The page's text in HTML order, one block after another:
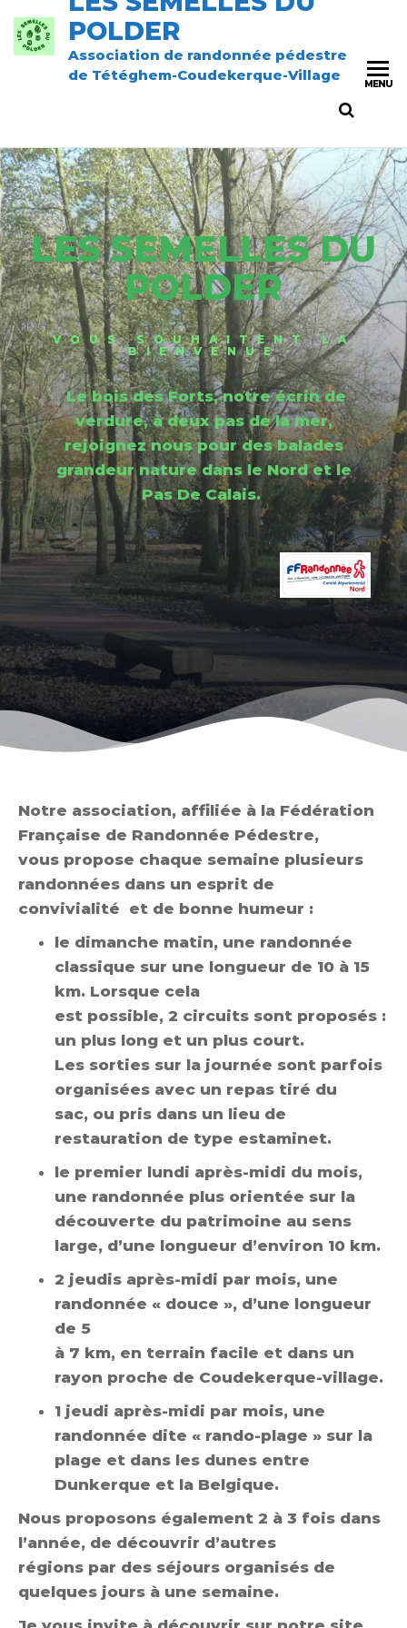
POLDER
Association de randonnée pédestre
de Tétéghem-Coudekerque-Village
MENU
LES SEMELLES DU
POLDER
VOUS SOUHAITENT LA
BIENVENUE
Le bois des Forts, notre écrin de
verdure, à deux pas de la mer,
rejoignez nous pour des balades
grandeur nature dans le Nord et le
Pas De Calais.
Notre association, affiliée à la Fédération
Française de Randonnée Pédestre,
vous propose chaque semaine plusieurs
randonnées dans un esprit de
convivialité et de bonne humeur :
le dimanche matin, une randonnée
classique sur une longueur de 10 à 15
km. Lorsque cela
est possible, 2 circuits sont proposés :
un plus long et un plus court.
Les sorties sur la journée sont parfois
organisées avec un repas tiré du
sac, ou pris dans un lieu de
restauration de type estaminet.
le premier lundi après-midi du mois,
une randonnée plus orientée sur la
découverte du patrimoine au sens
large, d’une longueur d’environ 10 km.
2 jeudis après-midi par mois, une
randonnée « douce », d’une longueur
de 5
à 7 km, en terrain facile et dans un
rayon proche de Coudekerque-village.
1 jeudi après-midi par mois, une
randonnée dite « rando-plage » sur la
plage et dans les dunes entre
Dunkerque et la Belgique.
Nous proposons également 2 à 3 fois dans
l’année, de découvrir d’autres
régions par des séjours organisés de
quelques jours à une semaine.